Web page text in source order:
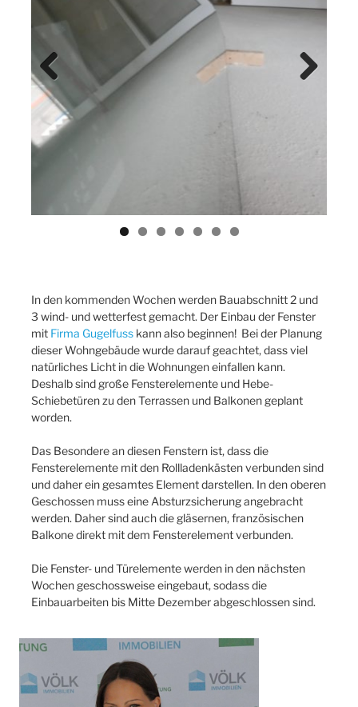
Previ
ous
In den kommenden Wochen werden Bauabschnitt 2 und
3 wind- und wetterfest gemacht. Der Einbau der Fenster
mit Firma Gugelfuss kann also beginnen! Bei der Planung
dieser Wohngebäude wurde darauf geachtet, dass viel
natürliches Licht in die Wohnungen einfallen kann.
Deshalb sind große Fensterelemente und Hebe-
Schiebetüren zu den Terrassen und Balkonen geplant
worden.
Das Besondere an diesen Fenstern ist, dass die
Fensterelemente mit den Rollladenkästen verbunden sind
und daher ein gesamtes Element darstellen. In den oberen
Geschossen muss eine Absturzsicherung angebracht
werden. Daher sind auch die gläsernen, französischen
Balkone direkt mit dem Fensterelement verbunden.
Die Fenster- und Türelemente werden in den nächsten
Wochen geschossweise eingebaut, sodass die
Einbauarbeiten bis Mitte Dezember abgeschlossen sind.